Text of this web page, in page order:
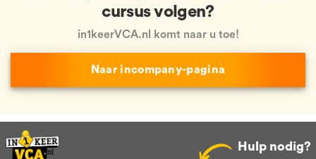
cursus volgen?
in1keerVCA.nl komt naar u toe!
Naar incompany-pagina
Hulp nodig?